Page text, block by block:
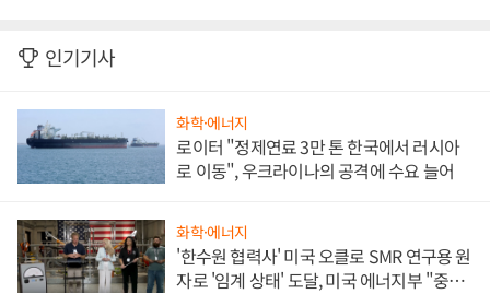
인기기사
화학·에너지
로이터 "정제연료 3만 톤 한국에서 러시아
로 이동", 우크라이나의 공격에 수요 늘어
화학·에너지
'한수원 협력사' 미국 오클로 SMR 연구용 원
자로 '임계 상태' 도달, 미국 에너지부 "중요